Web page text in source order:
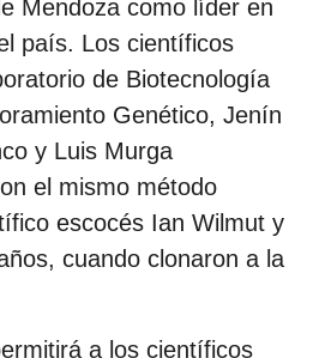
Mendoza como líder en
país. Los científicos
de Biotecnología
Genético, Jenín
y Luis Murga
el mismo método
escocés Ian Wilmut y
cuando clonaron a la
a los científicos